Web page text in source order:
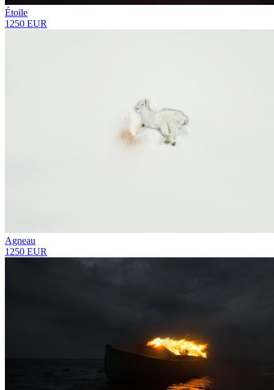
Étoile
1250 EUR
Agneau
1250 EUR